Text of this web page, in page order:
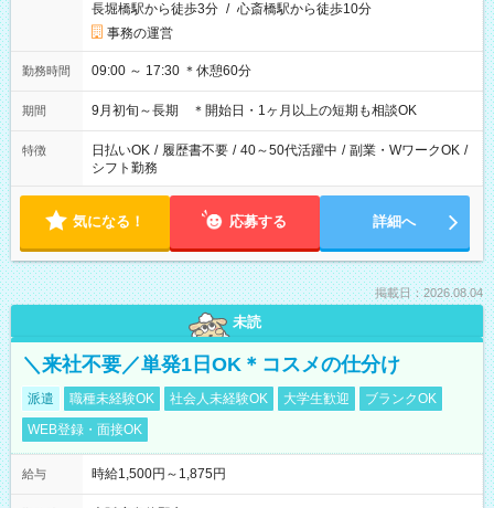
長堀橋駅から徒歩3分 / 心斎橋駅から徒歩10分
事務の運営
勤務時間 09:00 ～ 17:30 ＊休憩60分
期間 9月初旬～長期 ＊開始日・1ヶ月以上の短期も相談OK
特徴 日払いOK / 履歴書不要 / 40～50代活躍中 / 副業・WワークOK /
シフト勤務
気になる！ 応募する 詳細へ
掲載日：2026.08.04
未読
＼来社不要／単発1日OK＊コスメの仕分け
派遣 職種未経験OK 社会人未経験OK 大学生歓迎
ブランクOK
WEB登録・面接OK
給与 時給1,500円～1,875円